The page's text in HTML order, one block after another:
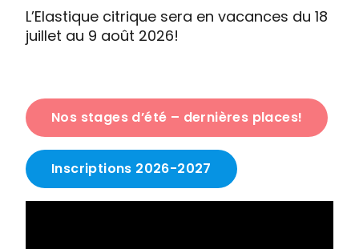
L’Elastique citrique sera en vacances du 18
juillet au 9 août 2026!
Nos stages d’été – dernières places!
Inscriptions 2026-2027